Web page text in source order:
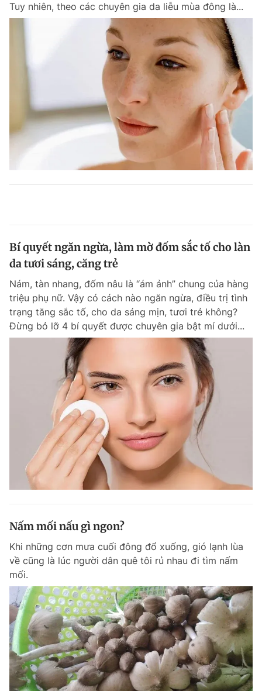
Tuy nhiên, theo các chuyên gia da liễu mùa đông là...
Bí quyết ngăn ngừa, làm mờ đốm sắc tố cho làn
da tươi sáng, căng trẻ
Nám, tàn nhang, đốm nâu là “ám ảnh” chung của hàng
triệu phụ nữ. Vậy có cách nào ngăn ngừa, điều trị tình
trạng tăng sắc tố, cho da sáng mịn, tươi trẻ không?
Đừng bỏ lỡ 4 bí quyết được chuyên gia bật mí dưới...
Nấm mối nấu gì ngon?
Khi những cơn mưa cuối đông đổ xuống, gió lạnh lùa
về cũng là lúc người dân quê tôi rủ nhau đi tìm nấm
mối.